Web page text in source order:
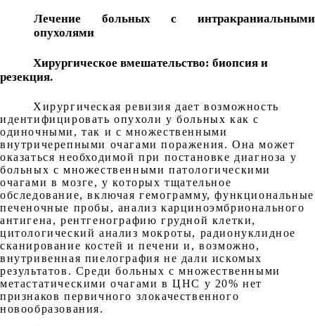
Лечение больных с интракраниальными
опухолями
Хирургическое вмешательство: биопсия и
резекция.
Хирургическая ревизия дает возможность
идентифицировать опухоли у больных как с
одиночными, так и с множественными
внутричерепными очагами поражения. Она может
оказаться необходимой при постановке диагноза у
больных с множественными патологическими
очагами в мозге, у которых тщательное
обследование, включая гемограмму, функциональные
печеночные пробы, анализ карциноэмбрионального
антигена, рентгенографию грудной клетки,
цитологический анализ мокроты, радионуклидное
сканирование костей и печени и, возможно,
внутривенная пиелография не дали искомых
результатов. Среди больных с множественными
метастатическими очагами в ЦНС у 20% нет
признаков первичного злокачественного
новообразования.